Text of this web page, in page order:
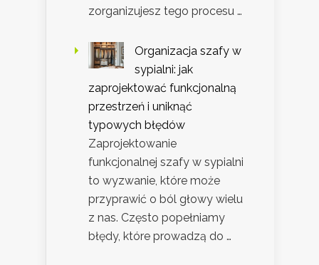
zorganizujesz tego procesu …
Organizacja szafy w
sypialni: jak
zaprojektować funkcjonalną
przestrzeń i uniknąć
typowych błędów
Zaprojektowanie
funkcjonalnej szafy w sypialni
to wyzwanie, które może
przyprawić o ból głowy wielu
z nas. Często popełniamy
błędy, które prowadzą do …